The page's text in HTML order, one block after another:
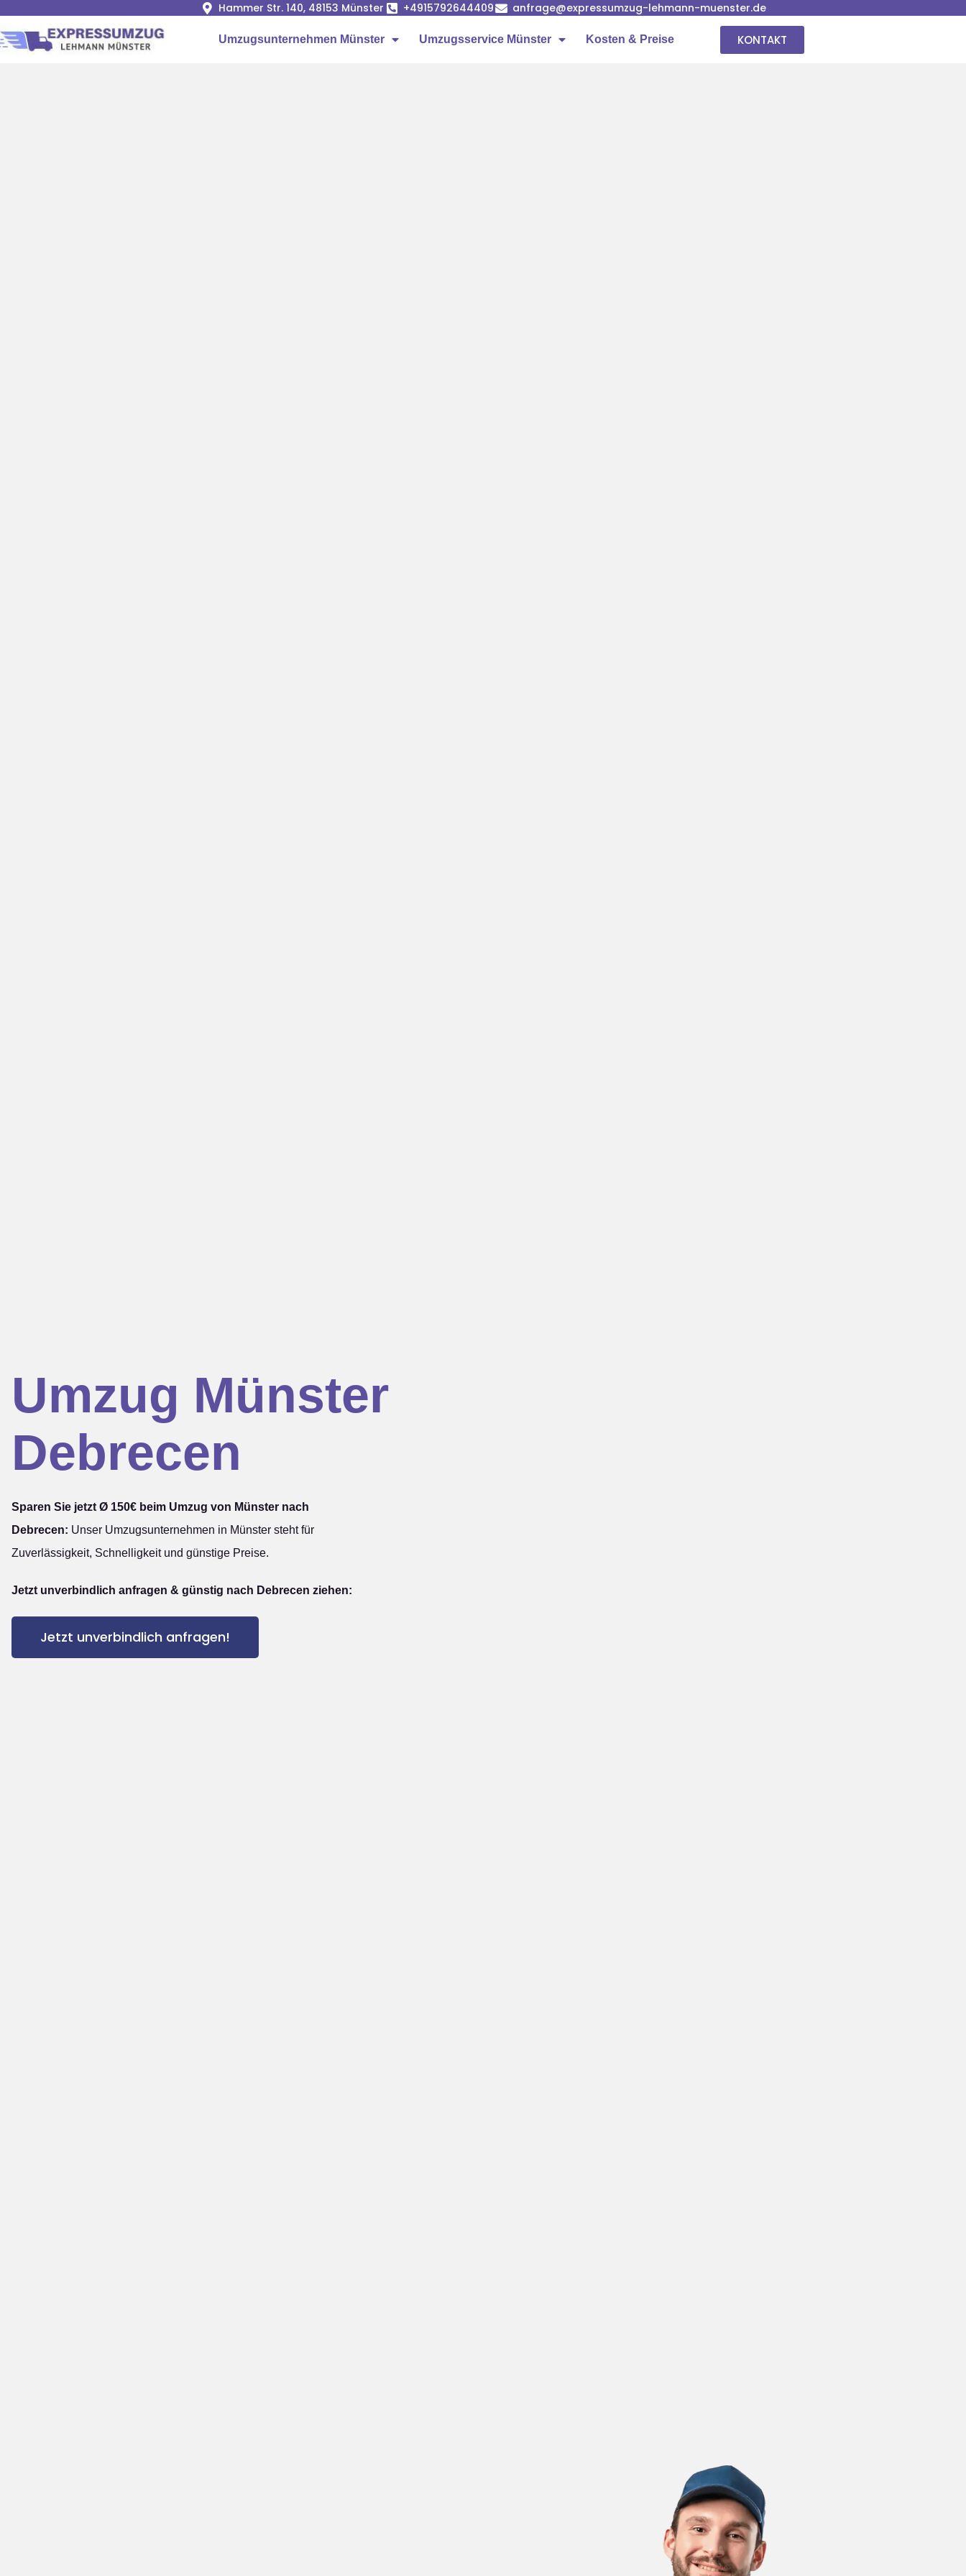
Hammer Str. 140, 48153 Münster +4915792644409 anfrage@expressumzug-lehmann-muenster.de
Umzugsunternehmen Münster Umzugsservice Münster Kosten & Preise KONTAKT
Umzug Münster
Debrecen
Sparen Sie jetzt Ø 150€ beim Umzug von Münster nach
Debrecen: Unser Umzugsunternehmen in Münster steht für
Zuverlässigkeit, Schnelligkeit und günstige Preise.
Jetzt unverbindlich anfragen & günstig nach Debrecen ziehen:
Jetzt unverbindlich anfragen!